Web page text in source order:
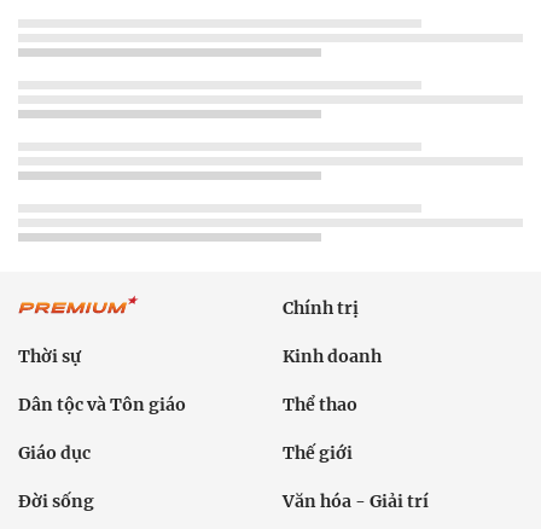
Chính trị
Thời sự Kinh doanh
Dân tộc và Tôn giáo Thể thao
Giáo dục Thế giới
Đời sống Văn hóa - Giải trí